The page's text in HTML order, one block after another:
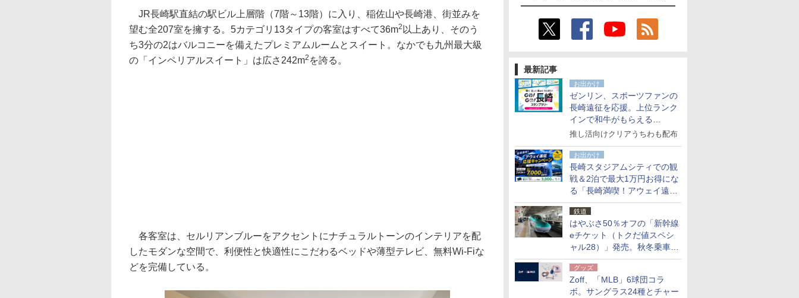
最新記事
お出かけ
ゼンリン、スポーツファンの
長崎遠征を応援。上位ランク
インで和牛がもらえる
「GO！GO！長崎スタンプラ
推し活向けクリアうちわも配布
お出かけ
長崎スタジアムシティでの観
戦＆2泊で最大1万円お得にな
る「長崎満喫！アウェイ遠征
応援キャンペーン」
鉄道
はやぶさ50％オフの「新幹線
eチケット（トクだ値スペシ
ャル28）」発売。秋冬乗車
分、えきねっと限定
グッズ
Zoff、「MLB」6球団コラ
ボ。サングラス24種とチャー
JR長崎駅直結の駅ビル上層階（7階～13階）に入り、稲佐山や長崎港、街並みを
望む全207室を擁する。5カテゴリ13タイプの客室はすべて36m2 以上あり、そのう
ち3分の2はバルコニーを備えたプレミアムルームとスイート。なかでも九州最大級
の「インペリアルスイート」は広さ242m2 を誇る。
各客室は、セルリアンブルーをアクセントにナチュラルトーンのインテリアを配
したモダンな空間で、利便性と快適性にこだわるベッドや薄型テレビ、無料Wi-Fiな
どを完備している。